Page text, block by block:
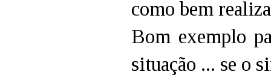
como bem
Bom exemplo
situação ... se o